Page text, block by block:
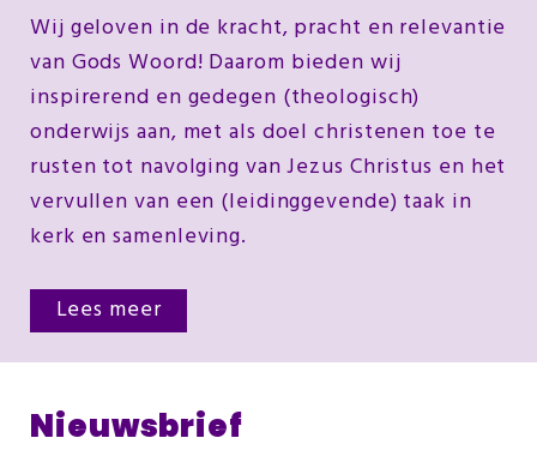
Wij geloven in de kracht, pracht en relevantie
van Gods Woord! Daarom bieden wij
inspirerend en gedegen (theologisch)
onderwijs aan, met als doel christenen toe te
rusten tot navolging van Jezus Christus en het
vervullen van een (leidinggevende) taak in
kerk en samenleving.
Lees meer
Nieuwsbrief